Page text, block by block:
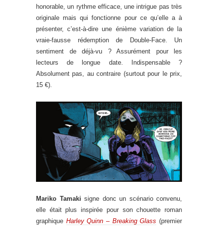
honorable, un rythme efficace, une intrigue pas très
originale mais qui fonctionne pour ce qu’elle a à
présenter, c’est-à-dire une énième variation de la
vraie-fausse rédemption de Double-Face. Un
sentiment de déjà-vu ? Assurément pour les
lecteurs de longue date. Indispensable ?
Absolument pas, au contraire (surtout pour le prix,
15 €).
Mariko Tamaki signe donc un scénario convenu,
elle était plus inspirée pour son chouette roman
graphique Harley Quinn – Breaking Glass (premier